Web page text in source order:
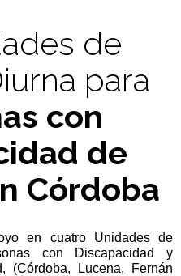
de
para
con
de
Córdoba
en cuatro Unidades de
con Discapacidad y
(Córdoba, Lucena, Fernán